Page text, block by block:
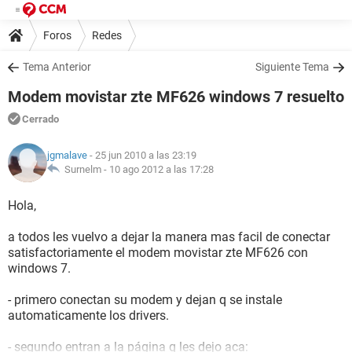
Foros Redes
Tema Anterior Siguiente Tema
Modem movistar zte MF626 windows 7 resuelto
Cerrado
jgmalave - 25 jun 2010 a las 23:19
Surnelm - 10 ago 2012 a las 17:28
Hola,
a todos les vuelvo a dejar la manera mas facil de conectar
satisfactoriamente el modem movistar zte MF626 con
windows 7.
- primero conectan su modem y dejan q se instale
automaticamente los drivers.
- segundo entran a la página q les dejo aca: